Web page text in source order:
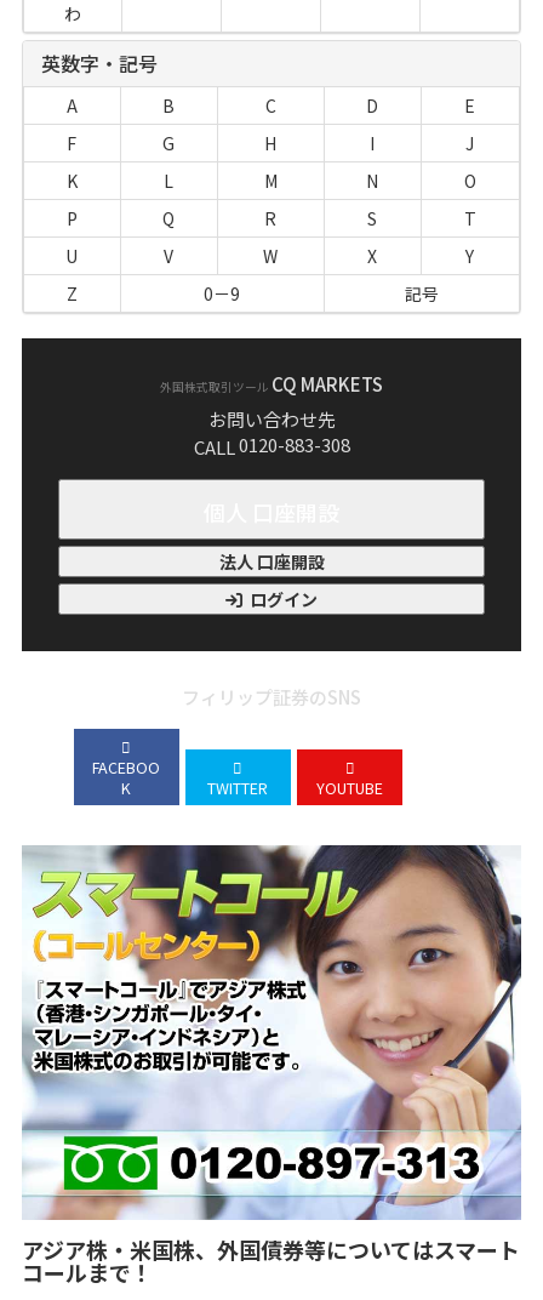
わ
英数字・記号
A B C D
E
F
G H I
J
K
L M N
O
P
Q R S
T
U
V W X
Y
Z
0－9 記号
外国株式取引ツール CQ MARKETS
お問い合わせ先
CALL0120-883-308
法人 口座開設
ログイン
フィリップ証券のSNS
FACEBOO
K
TWITTER YOUTUBE
アジア株・米国株、外国債券等についてはスマート
コールまで！